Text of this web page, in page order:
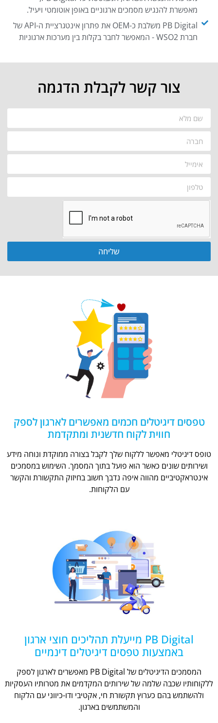
מאפשרת להנגיש מסמכים ארגוניים באופן אוטומטי ויעיל.
PB Digital משלבת כ-OEM את פתרון אינטגרציית ה-API של
חברת WSO2 - המאפשר לחבר בקלות בין מערכות ארגוניות
צור קשר לקבלת הדגמה
שליחה
טפסים דיגיטלים חכמים מאפשרים לארגון לספק
חווית לקוח חדשנית ומתקדמת
טופס דיגיטלי מאפשר ללקוח שלך לקבל בצורה ממוקדת ונוחה מידע
ושירותים שונים כאשר הוא פועל בתוך המסמך. השימוש במסמכים
אינטראקטיביים מהווה איפה נדבך חשוב בחיזוק התקשורת והקשר
עם הלקוחות.
PB Digital מייעלת תהליכים חוצי ארגון
באמצעות טפסים דיגיטלים דינמיים
המסמכים הדיגיטלים של PB Digital מאפשרים לארגון לספק
ללקוחותיו שכבה שלמה של שירותים המקדמים את מטרותיו העסקיות
ולהשתמש בהם כערוץ תקשורת חי, אקטיבי ודו-כיווני עם הלקוח
והמשתמשים בארגון.